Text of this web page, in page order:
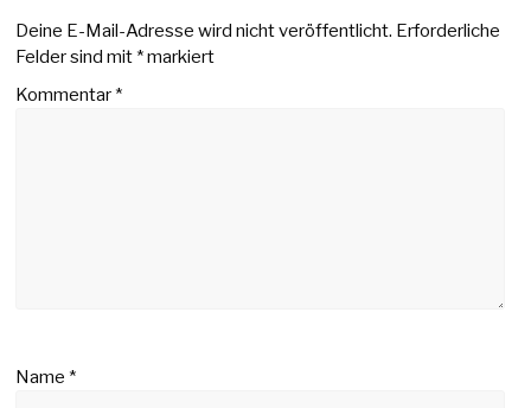
Deine E-Mail-Adresse wird nicht veröffentlicht. Erforderliche
Felder sind mit*markiert
Kommentar*
Name*